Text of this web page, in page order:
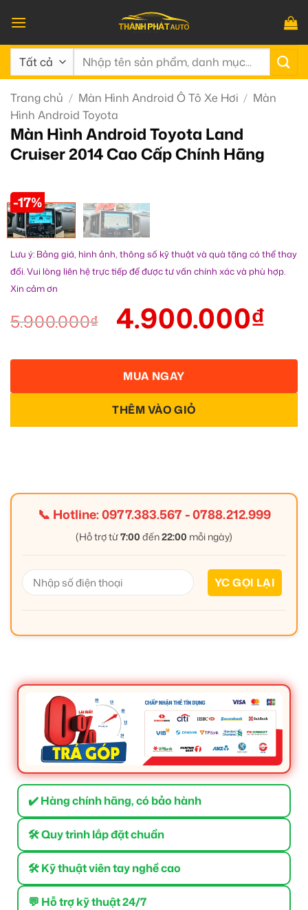
qua
nội
dung
Tìm
Trang chủ / Màn Hình Android Ô Tô Xe Hơi / Màn
Hình Android Toyota
Màn Hình Android Toyota Land
Cruiser 2014 Cao Cấp Chính Hãng
-17%
Lưu ý: Bảng giá, hình ảnh, thông số kỹ thuật và quà tặng có thể thay
đổi. Vui lòng liên hệ trực tiếp để được tư vấn chính xác và phù hợp.
Xin cảm ơn
5.900.000₫ 4.900.000₫
THÊM VÀO GIỎ
MUA NGAY
📞 Hotline:0977.383.567-0788.212.999
(Hỗ trợ từ7:00 đến22:00 mỗi ngày)
✔️ Hàng chính hãng, có bảo hành
🛠 Quy trình lắp đặt chuẩn
🛠 Kỹ thuật viên tay nghề cao
💬 Hỗ trợ kỹ thuật 24/7